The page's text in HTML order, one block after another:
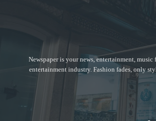
Newspaper is your news, entertainment,
entertainment industry. Fashion fades, only